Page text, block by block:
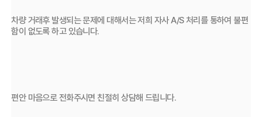
차량 거래후 발생되는 문제에 대해서는 저희 자사 A/S 처리를 통하여 불편
함이 없도록 하고 있습니다.
편안 마음으로 전화주시면 친절히 상담해 드립니다.